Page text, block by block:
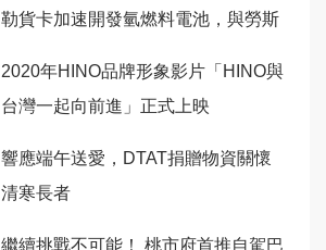
勒貨卡加速開發氫燃料電池，與勞斯
2020年HINO品牌形象影片「HINO與
台灣一起向前進」正式上映
響應端午送愛，DTAT捐贈物資關懷
清寒長者
繼續挑戰不可能！ 桃市府首推自駕巴